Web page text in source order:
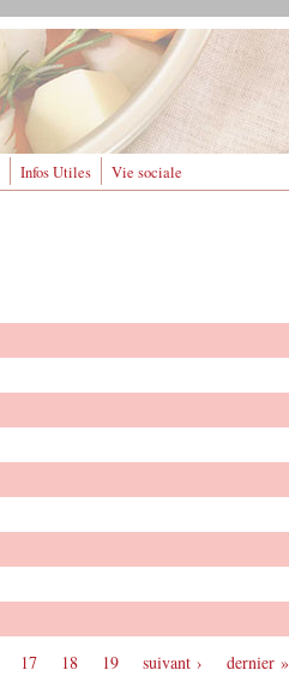
Infos Utiles Vie sociale
17 18 19 suivant › dernier »